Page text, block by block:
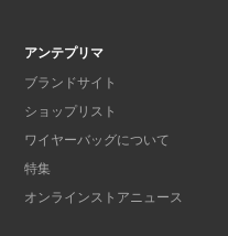
アンテプリマ
ブランドサイト
ショップリスト
ワイヤーバッグについて
特集
オンラインストアニュース